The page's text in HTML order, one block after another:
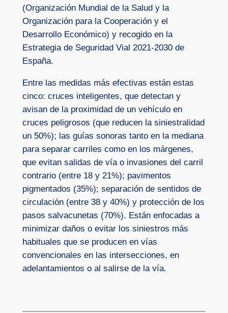
(Organización Mundial de la Salud y la
Organización para la Cooperación y el
Desarrollo Económico) y recogido en la
Estrategia de Seguridad Vial 2021-2030 de
España.
Entre las medidas más efectivas están estas
cinco: cruces inteligentes, que detectan y
avisan de la proximidad de un vehículo en
cruces peligrosos (que reducen la siniestralidad
un 50%); las guías sonoras tanto en la mediana
para separar carriles como en los márgenes,
que evitan salidas de vía o invasiones del carril
contrario (entre 18 y 21%); pavimentos
pigmentados (35%); separación de sentidos de
circulación (entre 38 y 40%) y protección de los
pasos salvacunetas (70%). Están enfocadas a
minimizar daños o evitar los siniestros más
habituales que se producen en vías
convencionales en las intersecciones, en
adelantamientos o al salirse de la vía.